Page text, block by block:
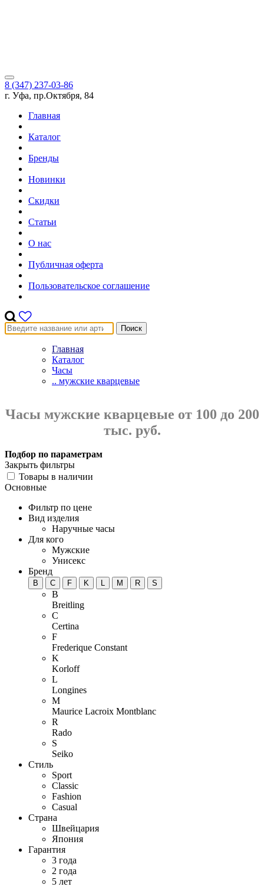
8 (347) 237-03-86
г. Уфа, пр.Октября, 84
Главная
Каталог
Бренды
Новинки
Скидки
Статьи
О нас
Публичная оферта
Пользовательское соглашение
Поиск
Главная
Каталог
Часы
.. мужские кварцевые
Часы мужские кварцевые от 100 до 200
тыс. руб.
Подбор по параметрам
Закрыть фильтры
Товары в наличии
Основные
Фильтр по цене
Вид изделия
Наручные часы
Для кого
Мужские
Унисекс
Бренд
B C F K M R S
B
Breitling
C
Certina
F
Frederique Constant
K
Korloff
L
Longines
M
Maurice Lacroix Montblanc
R
Rado
S
Seiko
Стиль
Sport
Classic
Fashion
Casual
Страна
Швейцария
Япония
Гарантия
3 года
2 года
5 лет